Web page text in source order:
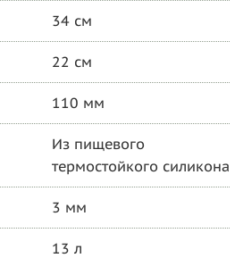
34 см
22 см
110 мм
Из пищевого
термостойкого силикона
3 мм
13 л